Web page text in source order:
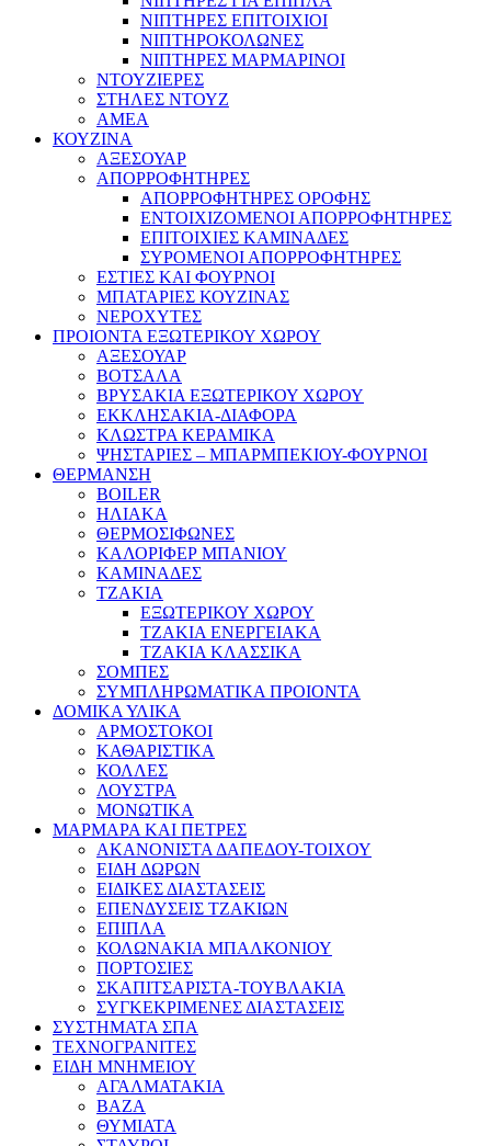
ΝΙΠΤΗΡΕΣ ΕΠΙΤΟΙΧΙΟΙ
ΝΙΠΤΗΡΟΚΟΛΩΝΕΣ
ΝΙΠΤΗΡΕΣ ΜΑΡΜΑΡΙΝΟΙ
ΝΤΟΥΖΙΕΡΕΣ
ΣΤΗΛΕΣ ΝΤΟΥΖ
ΑΜΕΑ
ΚΟΥΖΙΝΑ
ΑΞΕΣΟΥΑΡ
ΑΠΟΡΡΟΦΗΤΗΡΕΣ
ΑΠΟΡΡΟΦΗΤΗΡΕΣ ΟΡΟΦΗΣ
ΕΝΤΟΙΧΙΖΟΜΕΝΟΙ ΑΠΟΡΡΟΦΗΤΗΡΕΣ
ΕΠΙΤΟΙΧΙΕΣ ΚΑΜΙΝΑΔΕΣ
ΣΥΡΟΜΕΝΟΙ ΑΠΟΡΡΟΦΗΤΗΡΕΣ
ΕΣΤΙΕΣ ΚΑΙ ΦΟΥΡΝΟΙ
ΜΠΑΤΑΡΙΕΣ ΚΟΥΖΙΝΑΣ
ΝΕΡΟΧΥΤΕΣ
ΠΡΟΙΟΝΤΑ ΕΞΩΤΕΡΙΚΟΥ ΧΩΡΟΥ
ΑΞΕΣΟΥΑΡ
ΒΟΤΣΑΛΑ
ΒΡΥΣΑΚΙΑ ΕΞΩΤΕΡΙΚΟΥ ΧΩΡΟΥ
ΕΚΚΛΗΣΑΚΙΑ-ΔΙΑΦΟΡΑ
ΚΛΩΣΤΡΑ ΚΕΡΑΜΙΚΑ
ΨΗΣΤΑΡΙΕΣ – ΜΠΑΡΜΠΕΚΙΟΥ-ΦΟΥΡΝΟΙ
ΘΕΡΜΑΝΣΗ
BOILER
ΗΛΙΑΚΑ
ΘΕΡΜΟΣΙΦΩΝΕΣ
ΚΑΛΟΡΙΦΕΡ ΜΠΑΝΙΟΥ
ΚΑΜΙΝΑΔΕΣ
ΤΖΑΚΙΑ
ΕΞΩΤΕΡΙΚΟΥ ΧΩΡΟΥ
ΤΖΑΚΙΑ ΕΝΕΡΓΕΙΑΚΑ
ΤΖΑΚΙΑ ΚΛΑΣΣΙΚΑ
ΣΟΜΠΕΣ
ΣΥΜΠΛΗΡΩΜΑΤΙΚΑ ΠΡΟΙΟΝΤΑ
ΔΟΜΙΚΑ ΥΛΙΚΑ
ΑΡΜΟΣΤΟΚΟΙ
ΚΑΘΑΡΙΣΤΙΚΑ
ΚΟΛΛΕΣ
ΛΟΥΣΤΡΑ
ΜΟΝΩΤΙΚΑ
ΜΑΡΜΑΡΑ ΚΑΙ ΠΕΤΡΕΣ
ΑΚΑΝΟΝΙΣΤΑ ΔΑΠΕΔΟΥ-ΤΟΙΧΟΥ
ΕΙΔΗ ΔΩΡΩΝ
ΕΙΔΙΚΕΣ ΔΙΑΣΤΑΣΕΙΣ
ΕΠΕΝΔΥΣΕΙΣ ΤΖΑΚΙΩΝ
ΕΠΙΠΛΑ
ΚΟΛΩΝΑΚΙΑ ΜΠΑΛΚΟΝΙΟΥ
ΠΟΡΤΟΣΙΕΣ
ΣΚΑΠΙΤΣΑΡΙΣΤΑ-ΤΟΥΒΛΑΚΙΑ
ΣΥΓΚΕΚΡΙΜΕΝΕΣ ΔΙΑΣΤΑΣΕΙΣ
ΣΥΣΤΗΜΑΤΑ ΣΠΑ
ΤΕΧΝΟΓΡΑΝΙΤΕΣ
ΕΙΔΗ ΜΝΗΜΕΙΟΥ
ΑΓΑΛΜΑΤΑΚΙΑ
ΒΑΖΑ
ΘΥΜΙΑΤΑ